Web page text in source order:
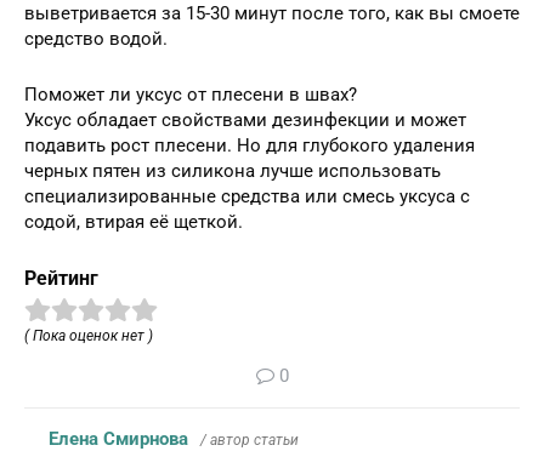
выветривается за 15-30 минут после того, как вы смоете
средство водой.
Поможет ли уксус от плесени в швах?
Уксус обладает свойствами дезинфекции и может
подавить рост плесени. Но для глубокого удаления
черных пятен из силикона лучше использовать
специализированные средства или смесь уксуса с
содой, втирая её щеткой.
Рейтинг
( Пока оценок нет )
0
Елена Смирнова / автор статьи